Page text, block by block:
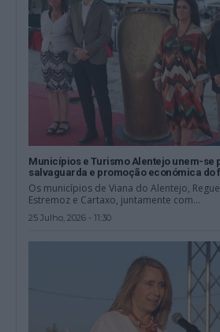
Municípios e Turismo Alentejo unem-se
salvaguarda e promoção económica do
Os municípios de Viana do Alentejo,
Estremoz e Cartaxo, juntamente com...
25 Julho, 2026 - 11:30